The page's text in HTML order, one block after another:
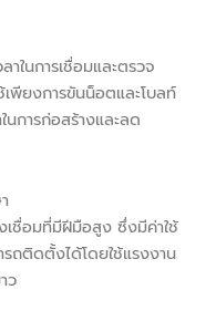
ในการเชื่อมและตรวจ
พียงการขันน็อตและโบลท์
นการก่อสร้างและลด
ชื่อมที่มีฝีมือสูง ซึ่งมีค่าใช้
ถติดตั้งได้โดยใช้แรงงาน
ว